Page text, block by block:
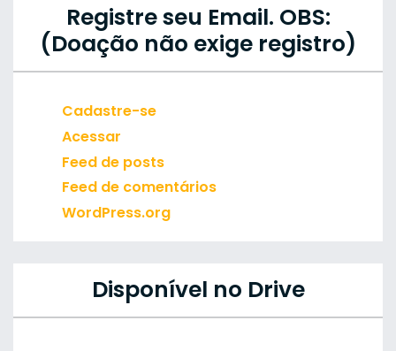
Registre seu Email. OBS:
(Doação não exige registro)
Cadastre-se
Acessar
Feed de posts
Feed de comentários
WordPress.org
Disponível no Drive